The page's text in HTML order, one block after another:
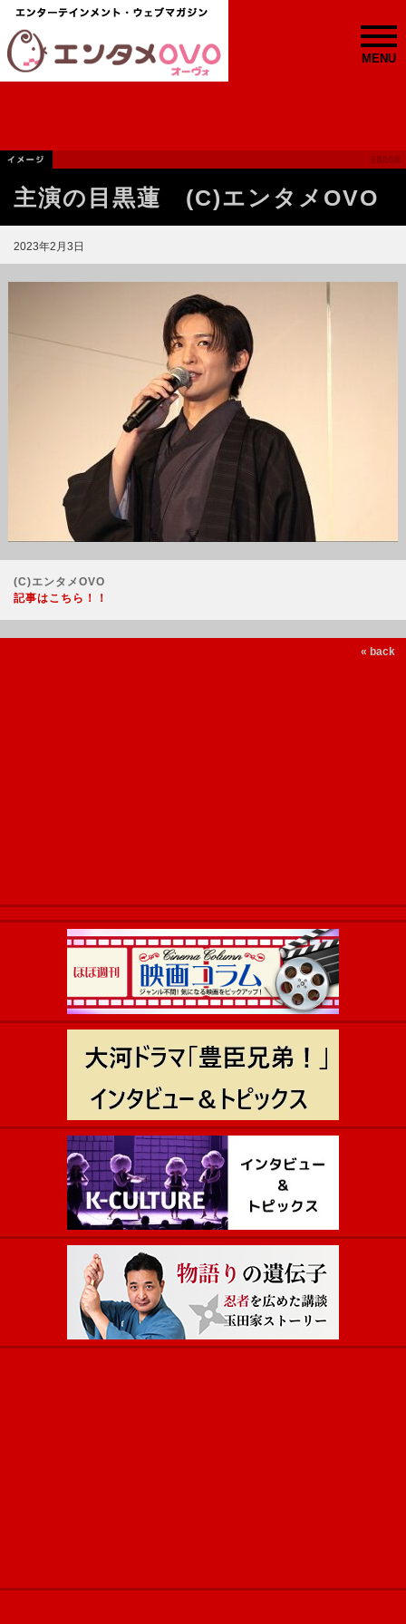
MENU
主演の目黒蓮 (C)エンタメOVO
2023年2月3日
(C)エンタメOVO
記事はこちら！！
« back